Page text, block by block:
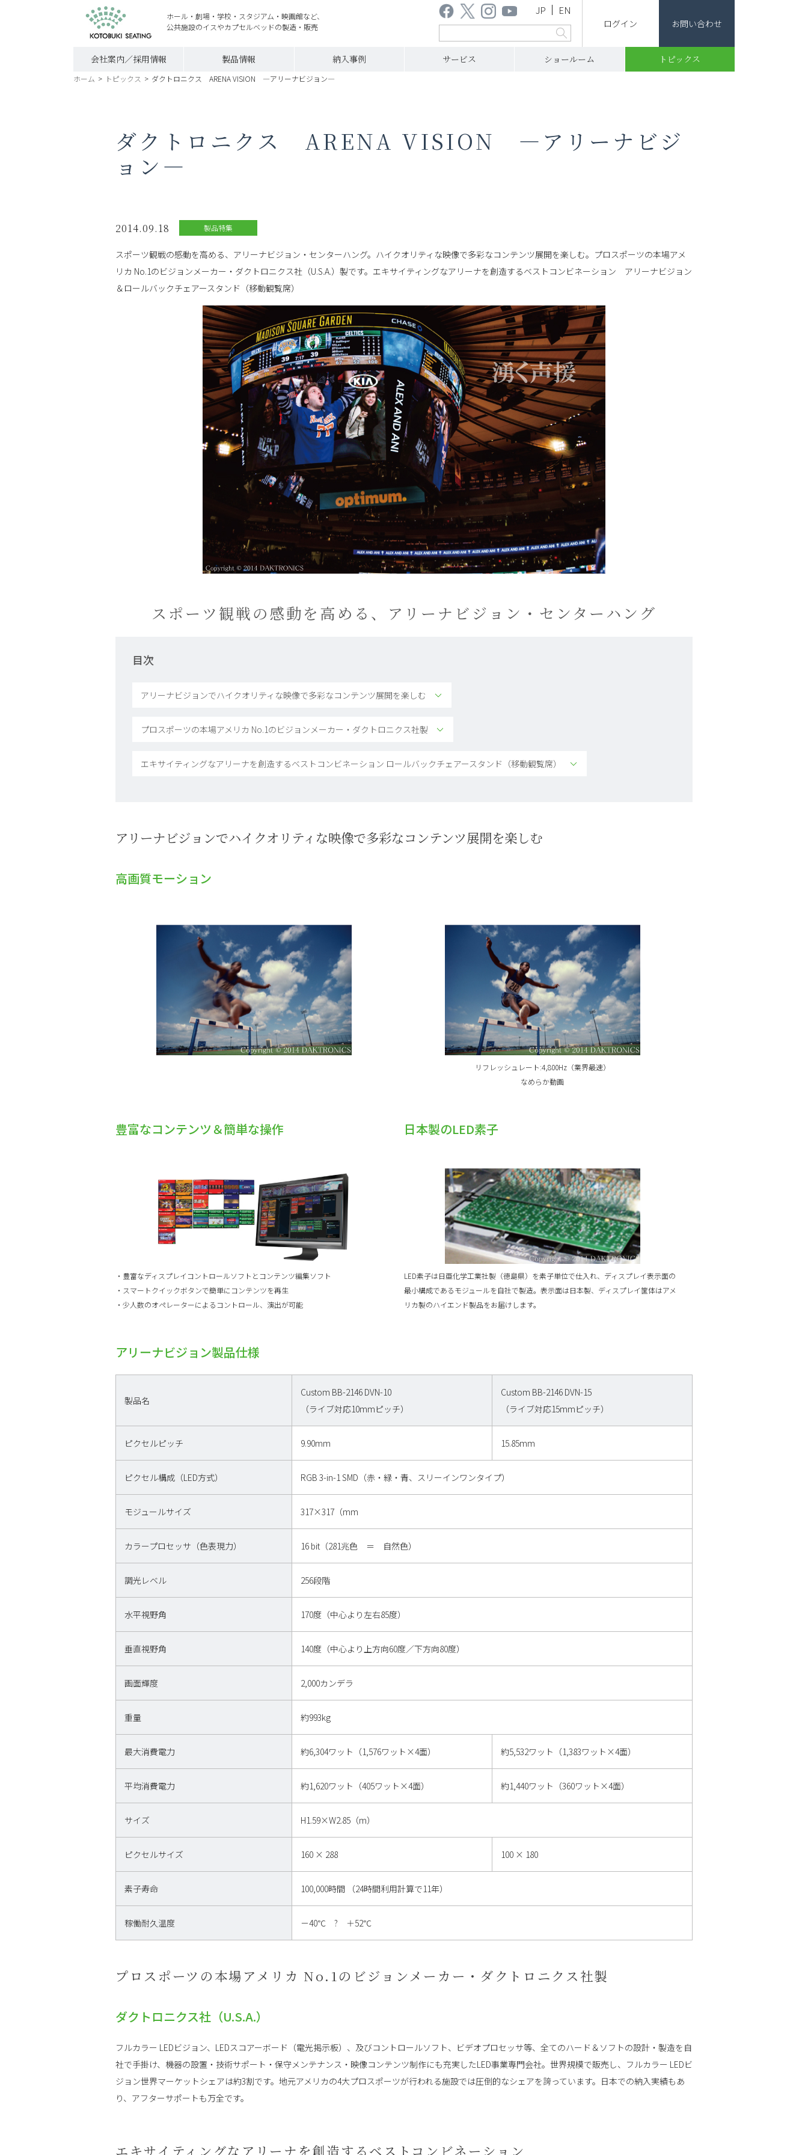
ホール・劇場・学校・スタジアム・映画館など、
公共施設のイスやカプセルベッドの製造・販売
ログイン お問い合わせ
JP EN
会社案内／採用情報 製品情報 納入事例 サービス ショールーム トピックス
ホーム > トピックス > ダクトロニクス ARENA VISION ―アリーナビジョン―
ダクトロニクス ARENA VISION ―アリーナビジ
ョン―
2014.09.18 製品特集
スポーツ観戦の感動を高める、アリーナビジョン・センターハング。ハイクオリティな映像で多彩なコンテンツ展開を楽しむ。プロスポーツの本場アメ
リカ No.1のビジョンメーカー・ダクトロニクス社（U.S.A.）製です。エキサイティングなアリーナを創造するベストコンビネーション アリーナビジョン
＆ロールバックチェアースタンド（移動観覧席）
スポーツ観戦の感動を高める、アリーナビジョン・センターハング
目次
アリーナビジョンでハイクオリティな映像で多彩なコンテンツ展開を楽しむ
プロスポーツの本場アメリカ No.1のビジョンメーカー・ダクトロニクス社製
エキサイティングなアリーナを創造するベストコンビネーション ロールバックチェアースタンド（移動観覧席）
アリーナビジョンでハイクオリティな映像で多彩なコンテンツ展開を楽しむ
高画質モーション
リフレッシュレート:4,800Hz（業界最速）
なめらか動画
豊富なコンテンツ＆簡単な操作
・豊富なディスプレイコントロールソフトとコンテンツ編集ソフト
・スマートクイックボタンで簡単にコンテンツを再生
・少人数のオペレーターによるコントロール、演出が可能
日本製のLED素子
LED素子は日亜化学工業社製（徳島県）を素子単位で仕入れ、ディスプレイ表示面の
最小構成であるモジュールを自社で製造。表示面は日本製、ディスプレイ筐体はアメ
リカ製のハイエンド製品をお届けします。
アリーナビジョン製品仕様
製品名
Custom BB-2146 DVN-10
（ライブ対応10mmピッチ）
Custom BB-2146 DVN-15
（ライブ対応15mmピッチ）
ピクセルピッチ 9.90mm 15.85mm
ピクセル構成（LED方式） RGB 3-in-1 SMD（赤・緑・青、スリーインワンタイプ）
モジュールサイズ 317×317（mm
カラープロセッサ（色表現力） 16 bit（281兆色 ＝ 自然色）
調光レベル 256段階
水平視野角 170度（中心より左右85度）
垂直視野角 140度（中心より上方向60度／下方向80度）
画面輝度 2,000カンデラ
重量 約993kg
最大消費電力 約6,304ワット（1,576ワット×4面） 約5,532ワット（1,383ワット×4面）
平均消費電力 約1,620ワット（405ワット×4面） 約1,440ワット（360ワット×4面）
サイズ H1.59×W2.85（m）
ピクセルサイズ 160 × 288 100 × 180
素子寿命 100,000時間 （24時間利用計算で11年）
稼働耐久温度 －40℃ ? ＋52℃
プロスポーツの本場アメリカ No.1のビジョンメーカー・ダクトロニクス社製
ダクトロニクス社（U.S.A.）
フルカラー LEDビジョン、LEDスコアーボード（電光掲示板）、及びコントロールソフト、ビデオプロセッサ等、全てのハード＆ソフトの設計・製造を自
社で手掛け、機器の設置・技術サポート・保守メンテナンス・映像コンテンツ制作にも充実したLED事業専門会社。世界規模で販売し、フルカラー LEDビ
ジョン世界マーケットシェアは約3割です。地元アメリカの4大プロスポーツが行われる施設では圧倒的なシェアを誇っています。日本での納入実績もあ
り、アフターサポートも万全です。
エキサイティングなアリーナを創造するベストコンビネーション